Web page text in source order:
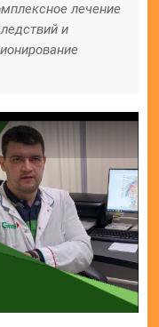
лечение
и